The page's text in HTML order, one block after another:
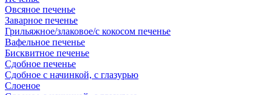
Овсяное печенье
Заварное печенье
Грильяжное/злаковое/с кокосом печенье
Вафельное печенье
Бисквитное печенье
Сдобное печенье
Сдобное с начинкой, с глазурью
Слоеное